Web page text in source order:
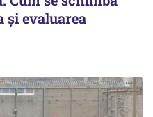
și evaluarea